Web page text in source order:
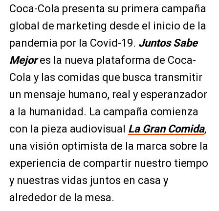
Coca-Cola presenta su primera campaña
global de marketing desde el inicio de la
pandemia por la Covid-19. Juntos Sabe
Mejores la nueva plataforma de Coca-
Cola y las comidas que busca transmitir
un mensaje humano, real y esperanzador
a la humanidad. La campaña comienza
con la pieza audiovisual La Gran Comida,
una visión optimista de la marca sobre la
experiencia de compartir nuestro tiempo
y nuestras vidas juntos en casa y
alrededor de la mesa.